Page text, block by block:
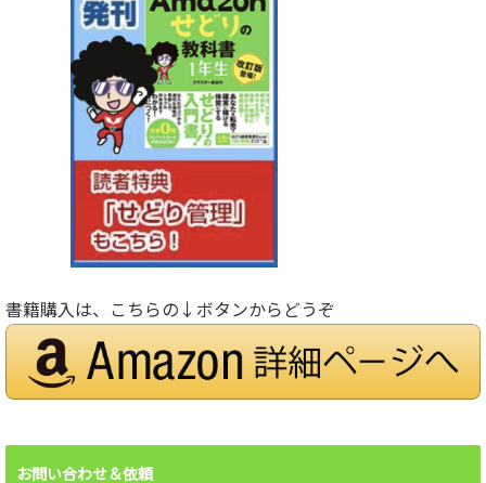
書籍購入は、こちらの↓ボタンからどうぞ
お問い合わせ＆依頼